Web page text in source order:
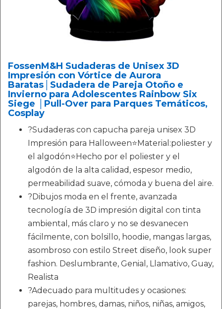
FossenM&H Sudaderas de Unisex 3D
Impresión con Vórtice de Aurora
Baratas│‍Sudadera de Pareja Otoño e
Invierno para Adolescentes Rainbow Six
Siege │Pull-Over para Parques Temáticos,
Cosplay
?Sudaderas con capucha pareja unisex 3D
Impresión para Halloween⭐Material:poliester y
el algodón⭐Hecho por el poliester y el
algodón de la alta calidad, espesor medio,
permeabilidad suave, cómoda y buena del aire.
?Dibujos moda en el frente, avanzada
tecnología de 3D impresión digital con tinta
ambiental, más claro y no se desvanecen
fácilmente, con bolsillo, hoodie, mangas largas,
asombroso con estilo Street diseño, look super
fashion. Deslumbrante, Genial, Llamativo, Guay,
Realista
?Adecuado para multitudes y ocasiones:
parejas, hombres, damas, niños, niñas, amigos,